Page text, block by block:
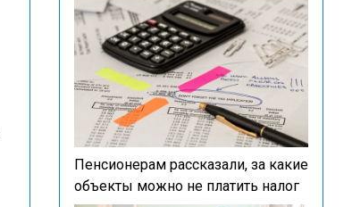
Пенсионерам рассказали, за какие
объекты можно не платить налог